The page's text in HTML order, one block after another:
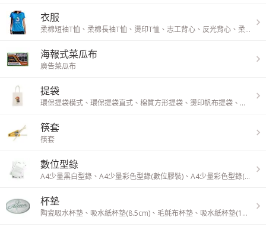
衣服
柔棉短袖T恤 、 柔棉長袖T恤 、 燙印T恤 、 志工背心 、 反光背心 、 柔棉Polo衫
海報式菜瓜布
廣告菜瓜布
提袋
環保提袋橫式 、 環保提袋直式 、 棉質方形提袋 、 燙印帆布提袋 、 手提小
筷套
筷套
數位型錄
A4少量黑白型錄 、 A4少量彩色型錄(數位膠裝) 、 A4少量彩色型錄(數位騎馬釘)
杯墊
陶瓷吸水杯墊 、 吸水紙杯墊(8.5cm) 、 毛氈布杯墊 、 吸水紙杯墊(10cm)